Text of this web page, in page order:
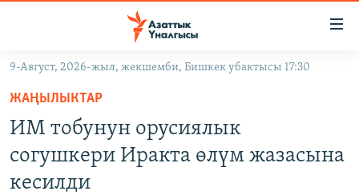
Навигацияга
өтүңүз
Издөөгө
салыңыз
КЫРГЫЗСТАН
КЫРГЫЗСТАН
УКРАИНА
9-Август, 2026-жыл, жекшемби, Бишкек убактысы 17:30
ЖАҢЫЛЫКТАР
ИМ тобунун орусиялык
согушкери Иракта өлүм жазасына
кесилди